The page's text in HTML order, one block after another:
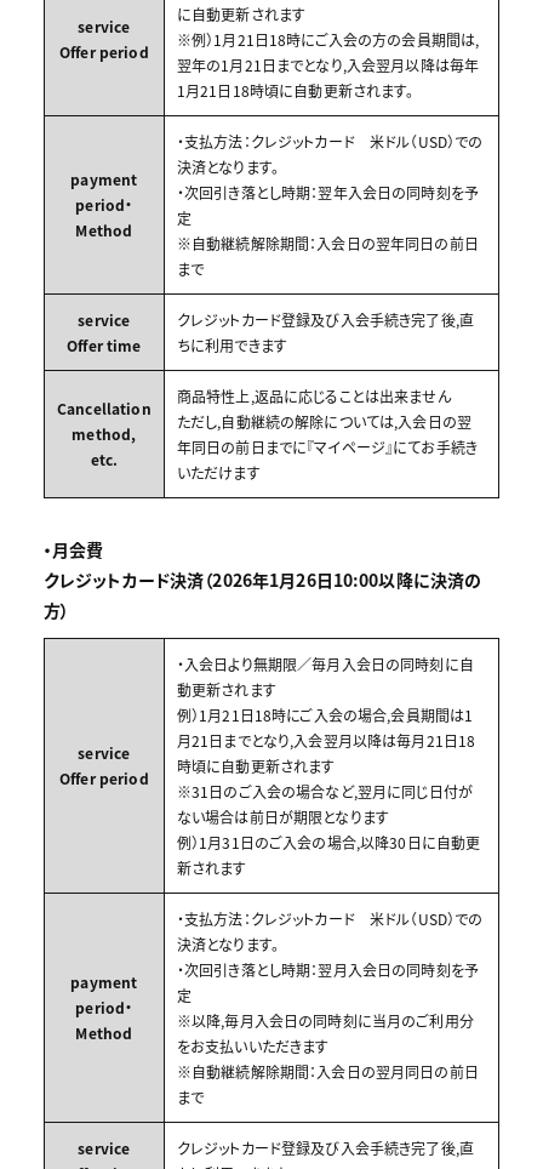
service
Offer period
に自動更新されます
※例）1月21日18時にご入会の方の会員期間は,
翌年の1月21日までとなり,入会翌月以降は毎年
1月21日18時頃に自動更新されます。
payment
period・
Method
・支払方法：クレジットカード 米ドル（USD）での
決済となります。
・次回引き落とし時期：翌年入会日の同時刻を予
定
※自動継続解除期間：入会日の翌年同日の前日
まで
service
Offer time
クレジットカード登録及び入会手続き完了後,直
ちに利用できます
Cancellation
method,
etc.
商品特性上,返品に応じることは出来ません
ただし,自動継続の解除については,入会日の翌
年同日の前日までに『マイページ』にてお手続き
いただけます
・月会費
クレジットカード決済（2026年1月26日10:00以降に決済の
方）
service
Offer period
・入会日より無期限／毎月入会日の同時刻に自
動更新されます
例）1月21日18時にご入会の場合,会員期間は1
月21日までとなり,入会翌月以降は毎月21日18
時頃に自動更新されます
※31日のご入会の場合など,翌月に同じ日付が
ない場合は前日が期限となります
例）1月31日のご入会の場合,以降30日に自動更
新されます
payment
period・
Method
・支払方法：クレジットカード 米ドル（USD）での
決済となります。
・次回引き落とし時期：翌月入会日の同時刻を予
定
※以降,毎月入会日の同時刻に当月のご利用分
をお支払いいただきます
※自動継続解除期間：入会日の翌月同日の前日
まで
service
クレジットカード登録及び入会手続き完了後,直